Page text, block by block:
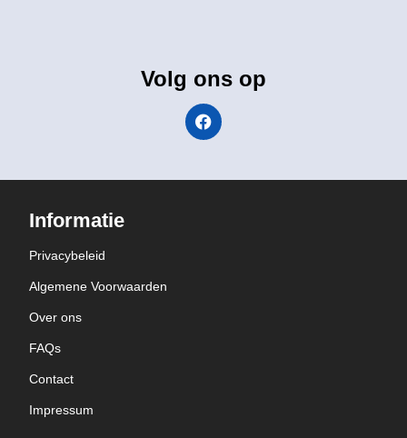
Volg ons op
Informatie
Privacybeleid
Algemene Voorwaarden
Over ons
FAQs
Contact
Impressum